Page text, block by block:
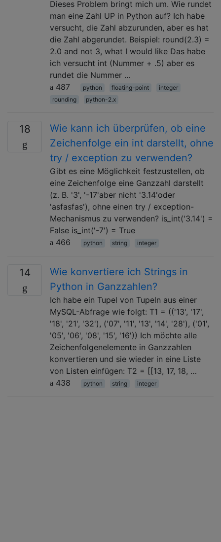
Dieses Problem bringt mich um. Wie rundet
man eine Zahl UP in Python auf? Ich habe
versucht, die Zahl abzurunden, aber es hat
die Zahl abgerundet. Beispiel: round(2.3) =
2.0 and not 3, what I would like Das habe
ich versucht int (Nummer + .5) aber es
rundet die Nummer …
487
python floating-point
integer
rounding
python-2.x
18
Wie kann ich überprüfen, ob eine
Zeichenfolge ein int darstellt, ohne
try / exception zu verwenden?
Gibt es eine Möglichkeit festzustellen, ob
eine Zeichenfolge eine Ganzzahl darstellt
(z. B. '3', '-17'aber nicht '3.14'oder
'asfasfas'), ohne einen try / exception-
Mechanismus zu verwenden? is_int('3.14') =
False is_int('-7') = True
466
python string integer
14
Wie konvertiere ich Strings in
Python in Ganzzahlen?
Ich habe ein Tupel von Tupeln aus einer
MySQL-Abfrage wie folgt: T1 = (('13', '17',
'18', '21', '32'), ('07', '11', '13', '14', '28'), ('01',
'05', '06', '08', '15', '16')) Ich möchte alle
Zeichenfolgenelemente in Ganzzahlen
konvertieren und sie wieder in eine Liste
von Listen einfügen: T2 = [[13, 17, 18, …
438
python string integer